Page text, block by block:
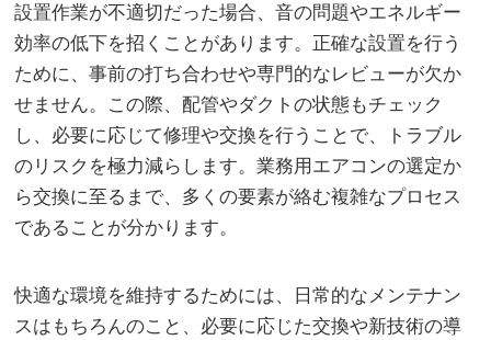
設置作業が不適切だった場合、音の問題やエネルギー
効率の低下を招くことがあります。正確な設置を行う
ために、事前の打ち合わせや専門的なレビューが欠か
せません。この際、配管やダクトの状態もチェック
し、必要に応じて修理や交換を行うことで、トラブル
のリスクを極力減らします。業務用エアコンの選定か
ら交換に至るまで、多くの要素が絡む複雑なプロセス
であることが分かります。
快適な環境を維持するためには、日常的なメンテナン
スはもちろんのこと、必要に応じた交換や新技術の導